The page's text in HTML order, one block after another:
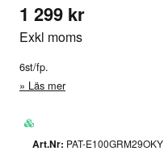
1 299 kr
Exkl moms
6st/fp.
Läs mer
PAT-E100GRM29OKY